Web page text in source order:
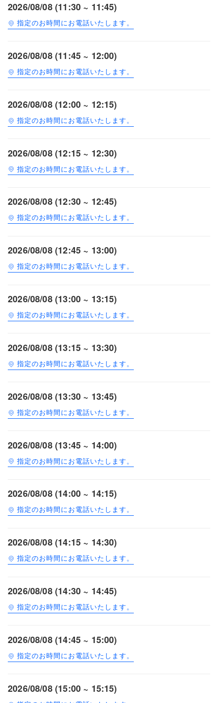
2026/08/08 (11:30 ~ 11:45)
指定のお時間にお電話いたします。
2026/08/08 (11:45 ~ 12:00)
指定のお時間にお電話いたします。
2026/08/08 (12:00 ~ 12:15)
指定のお時間にお電話いたします。
2026/08/08 (12:15 ~ 12:30)
指定のお時間にお電話いたします。
2026/08/08 (12:30 ~ 12:45)
指定のお時間にお電話いたします。
2026/08/08 (12:45 ~ 13:00)
指定のお時間にお電話いたします。
2026/08/08 (13:00 ~ 13:15)
指定のお時間にお電話いたします。
2026/08/08 (13:15 ~ 13:30)
指定のお時間にお電話いたします。
2026/08/08 (13:30 ~ 13:45)
指定のお時間にお電話いたします。
2026/08/08 (13:45 ~ 14:00)
指定のお時間にお電話いたします。
2026/08/08 (14:00 ~ 14:15)
指定のお時間にお電話いたします。
2026/08/08 (14:15 ~ 14:30)
指定のお時間にお電話いたします。
2026/08/08 (14:30 ~ 14:45)
指定のお時間にお電話いたします。
2026/08/08 (14:45 ~ 15:00)
指定のお時間にお電話いたします。
2026/08/08 (15:00 ~ 15:15)